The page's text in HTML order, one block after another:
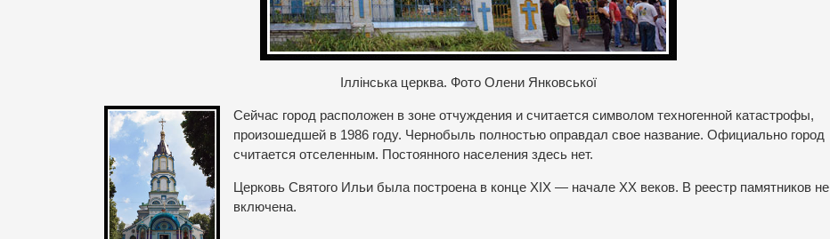
Іллінська церква. Фото Олени Янковської
Сейчас город расположен в зоне отчуждения и считается символом техногенной катастрофы,
произошедшей в 1986 году. Чернобыль полностью оправдал свое название. Официально город
считается отселенным. Постоянного населения здесь нет.
Церковь Святого Ильи была построена в конце XIX — начале ХХ веков. В реестр памятников не
включена.